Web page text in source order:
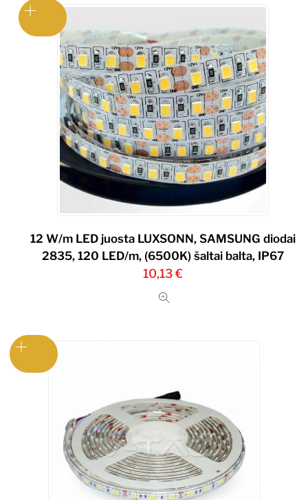
12 W/m LED juosta LUXSONN, SAMSUNG diodai
2835, 120 LED/m, (6500K) šaltai balta, IP67
10,13€